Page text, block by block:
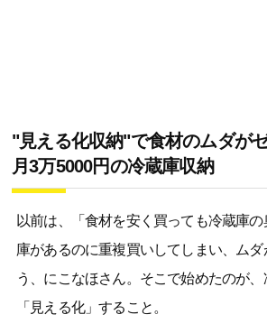
"見える化収納"で食材のムダが
月3万5000円の冷蔵庫収納
以前は、「食材を安く買っても冷蔵庫
庫があるのに重複買いしてしまい、ム
う、にこなほさん。そこで始めたのが
「見える化」すること。